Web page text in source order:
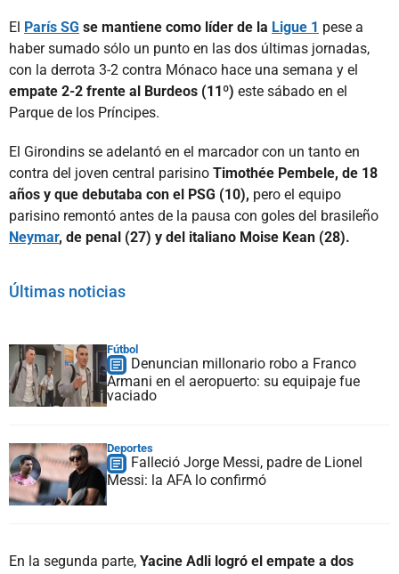
El París SG se mantiene como líder de la Ligue 1 pese a
haber sumado sólo un punto en las dos últimas jornadas,
con la derrota 3-2 contra Mónaco hace una semana y el
empate 2-2 frente al Burdeos (11º) este sábado en el
Parque de los Príncipes.
El Girondins se adelantó en el marcador con un tanto en
contra del joven central parisino Timothée Pembele, de 18
años y que debutaba con el PSG (10), pero el equipo
parisino remontó antes de la pausa con goles del brasileño
Neymar, de penal (27) y del italiano Moise Kean (28).
Últimas noticias
Fútbol
Denuncian millonario robo a Franco
Armani en el aeropuerto: su equipaje fue
vaciado
Deportes
Falleció Jorge Messi, padre de Lionel
Messi: la AFA lo confirmó
En la segunda parte, Yacine Adli logró el empate a dos